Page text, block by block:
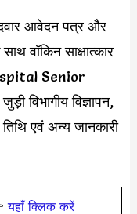
आवेदन पत्र और
वॉकिन साक्षात्कार
Senior
विज्ञापन,
एवं अन्य जानकारी
यहाँ क्लिक करें